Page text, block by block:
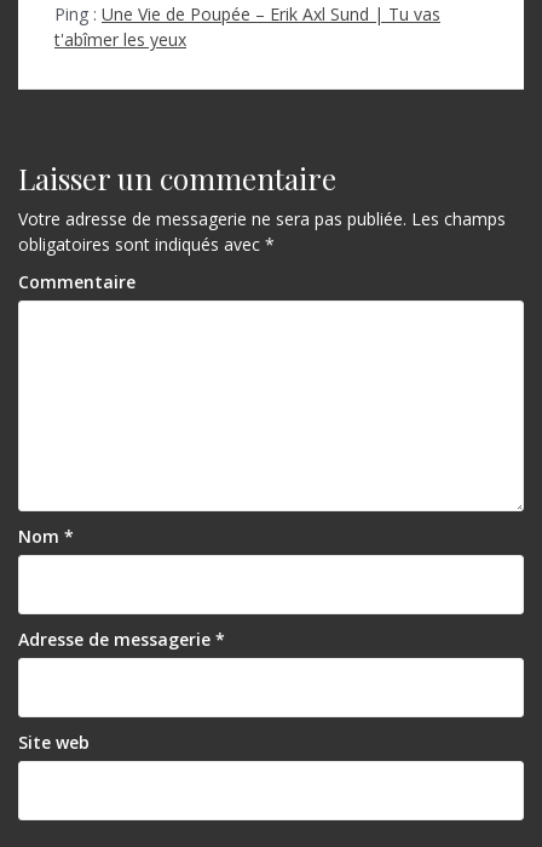
Ping : Une Vie de Poupée – Erik Axl Sund | Tu vas
t'abîmer les yeux
Laisser un commentaire
Votre adresse de messagerie ne sera pas publiée. Les champs
obligatoires sont indiqués avec *
Commentaire
Nom *
Adresse de messagerie *
Site web